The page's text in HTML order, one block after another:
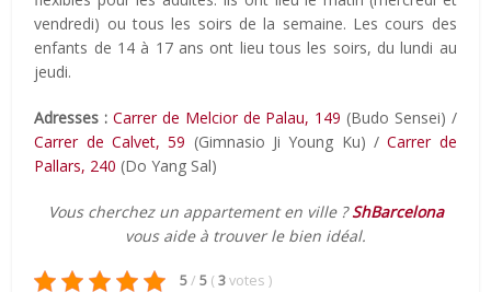
vendredi) ou tous les soirs de la semaine. Les cours des
enfants de 14 à 17 ans ont lieu tous les soirs, du lundi au
jeudi.
Adresses : Carrer de Melcior de Palau, 149 (Budo Sensei) /
Carrer de Calvet, 59 (Gimnasio Ji Young Ku) /Carrer de
Pallars, 240 (Do Yang Sal)
Vous cherchez un appartement en ville ?ShBarcelona
vous aide à trouver le bien idéal.
5/ 5 (3votes )